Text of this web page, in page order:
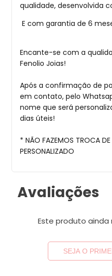
qualidade, desenvolvida
E com garantia de 6
Encante-se com a
Fenolio Joias!
Após a confirmação de
em contato, pelo
nome que será
dias úteis!
* NÃO FAZEMOS TROCA
PERSONALIZADO
Avaliações
Este produto
SEJA O